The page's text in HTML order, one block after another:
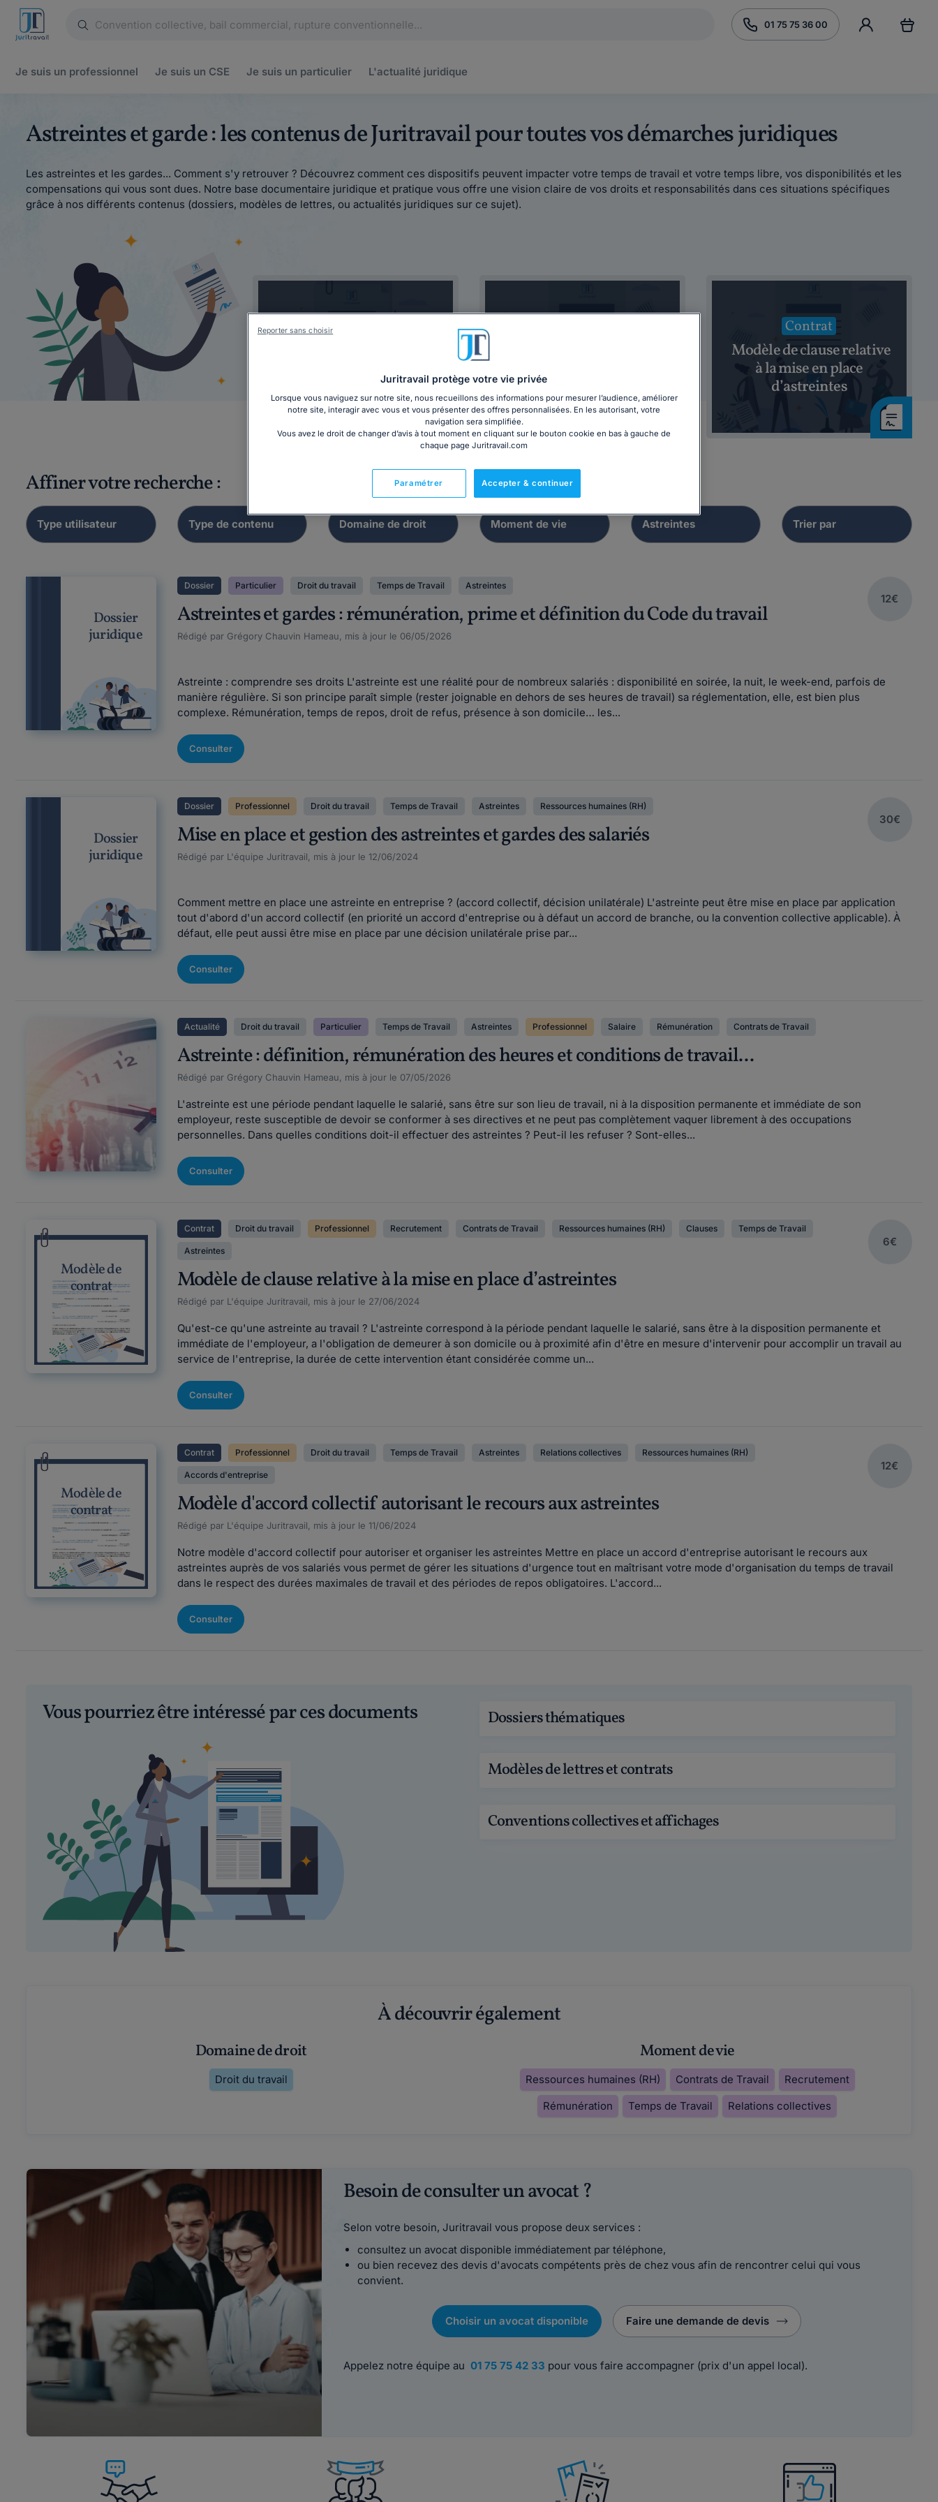
01 75 75 36 00
Je suis un professionnel Je suis un CSE Je suis un particulier L'actualité juridique
Astreintes et garde : les contenus de Juritravail pour toutes vos démarches juridiques
Les astreintes et les gardes... Comment s'y retrouver ? Découvrez comment ces dispositifs peuvent impacter votre temps de travail et votre temps libre, vos disponibilités et les
compensations qui vous sont dues. Notre base documentaire juridique et pratique vous offre une vision claire de vos droits et responsabilités dans ces situations spécifiques
grâce à nos différents contenus (dossiers, modèles de lettres, ou actualités juridiques sur ce sujet).
Dossier Contrat
Modèle de clause relative
à la mise en place
d’astreintes
Affiner votre recherche :
Dossier
juridique
Dossier Particulier Droit du travail Temps de Travail Astreintes
Astreintes et gardes : rémunération, prime et définition du Code du travail
Rédigé par Grégory Chauvin Hameau, mis à jour le 06/05/2026
12€
Astreinte : comprendre ses droits L'astreinte est une réalité pour de nombreux salariés : disponibilité en soirée, la nuit, le week-end, parfois de
manière régulière. Si son principe paraît simple (rester joignable en dehors de ses heures de travail) sa réglementation, elle, est bien plus
complexe. Rémunération, temps de repos, droit de refus, présence à son domicile… les...
Consulter
Dossier
juridique
Dossier Professionnel Droit du travail Temps de Travail Astreintes Ressources humaines (RH)
Mise en place et gestion des astreintes et gardes des salariés
Rédigé par L'équipe Juritravail, mis à jour le 12/06/2024
30€
Comment mettre en place une astreinte en entreprise ? (accord collectif, décision unilatérale) L'astreinte peut être mise en place par application
tout d'abord d'un accord collectif (en priorité un accord d'entreprise ou à défaut un accord de branche, ou la convention collective applicable). À
défaut, elle peut aussi être mise en place par une décision unilatérale prise par...
Consulter
Actualité Droit du travail Particulier Temps de Travail Astreintes Professionnel Salaire Rémunération Contrats de Travail
Astreinte : définition, rémunération des heures et conditions de travail...
Rédigé par Grégory Chauvin Hameau, mis à jour le 07/05/2026
L'astreinte est une période pendant laquelle le salarié, sans être sur son lieu de travail, ni à la disposition permanente et immédiate de son
employeur, reste susceptible de devoir se conformer à ses directives et ne peut pas complètement vaquer librement à des occupations
personnelles. Dans quelles conditions doit-il effectuer des astreintes ? Peut-il les refuser ? Sont-elles...
Consulter
Modèle de
contrat
Contrat Droit du travail Professionnel Recrutement Contrats de Travail Ressources humaines (RH) Clauses Temps de Travail
Astreintes
Modèle de clause relative à la mise en place d’astreintes
Rédigé par L'équipe Juritravail, mis à jour le 27/06/2024
6€
Qu'est-ce qu'une astreinte au travail ? L'astreinte correspond à la période pendant laquelle le salarié, sans être à la disposition permanente et
immédiate de l'employeur, a l'obligation de demeurer à son domicile ou à proximité afin d'être en mesure d'intervenir pour accomplir un travail au
service de l'entreprise, la durée de cette intervention étant considérée comme un...
Consulter
Modèle de
contrat
Contrat Professionnel Droit du travail Temps de Travail Astreintes Relations collectives Ressources humaines (RH)
Accords d'entreprise
Modèle d'accord collectif autorisant le recours aux astreintes
Rédigé par L'équipe Juritravail, mis à jour le 11/06/2024
12€
Notre modèle d'accord collectif pour autoriser et organiser les astreintes Mettre en place un accord d'entreprise autorisant le recours aux
astreintes auprès de vos salariés vous permet de gérer les situations d'urgence tout en maîtrisant votre mode d'organisation du temps de travail
dans le respect des durées maximales de travail et des périodes de repos obligatoires. L'accord...
Consulter
Vous pourriez être intéressé par ces documents Dossiers thématiques
Modèles de lettres et contrats
Conventions collectives et affichages
À découvrir également
Domaine de droit
Droit du travail
Moment de vie
Ressources humaines (RH) Contrats de Travail
Recrutement
Rémunération
Temps de Travail Relations collectives
Besoin de consulter un avocat ?
Selon votre besoin, Juritravail vous propose deux services :
consultez un avocat disponible immédiatement par téléphone,
ou bien recevez des devis d'avocats compétents près de chez vous afin de rencontrer celui qui vous
convient.
Choisir un avocat disponible Faire une demande de devis
Appelez notre équipe au 01 75 75 42 33 pour vous faire accompagner (prix d'un appel local).
Juritravail protège votre vie privée
Lorsque vous naviguez sur notre site, nous recueillons des informations pour mesurer l’audience, améliorer
notre site, interagir avec vous et vous présenter des offres personnalisées. En les autorisant, votre
navigation sera simplifiée.
Vous avez le droit de changer d’avis à tout moment en cliquant sur le bouton cookie en bas à gauche de
chaque page Juritravail.com
Accepter & continuer
Paramétrer
Reporter sans choisir